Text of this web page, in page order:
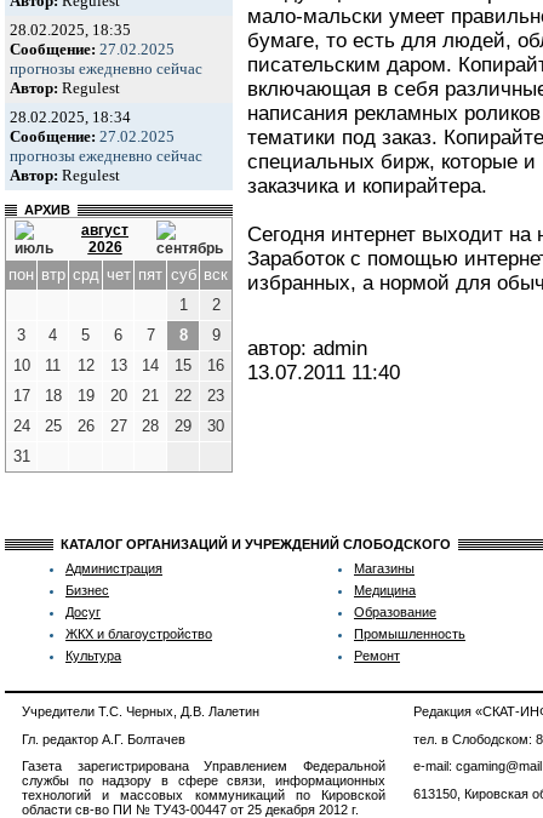
28.02.2025, 18:35
Сообщение: 27.02.2025
прогнозы ежедневно сейчас
Автор: Regulest
28.02.2025, 18:34
Сообщение: 27.02.2025
прогнозы ежедневно сейчас
Автор: Regulest
АРХИВ
август
2026
пон втр срд чет пят суб вск
1
2
3
4 5 6 7 8
9
10
11 12 13 14 15
16
17
18 19 20 21 22
23
24
25 26 27 28 29
30
31
мало-мальски умеет
бумаге, то есть для людей,
писательским даром.
включающая в себя
написания рекламных
тематики под заказ.
специальных бирж, которые и
заказчика и копирайтера.
Сегодня интернет выходит на
Заработок с помощью
избранных, а нормой для
автор: admin
13.07.2011 11:40
КАТАЛОГ ОРГАНИЗАЦИЙ И УЧРЕЖДЕНИЙ СЛОБОДСКОГО
Администрация
Бизнес
Досуг
ЖКХ и благоустройство
Культура
Магазины
Медицина
Образование
Промышленность
Ремонт
Учредители Т.С. Черных, Д.В. Лалетин
Гл. редактор А.Г. Болтачев
Газета зарегистрирована Управлением Федеральной
службы по надзору в сфере связи, информационных
технологий и массовых коммуникаций по Кировской
области св-во ПИ № ТУ43-00447 от 25 декабря 2012 г.
Редакция «СКАТ-
тел. в Слободском:
e-mail:
613150, Кировская